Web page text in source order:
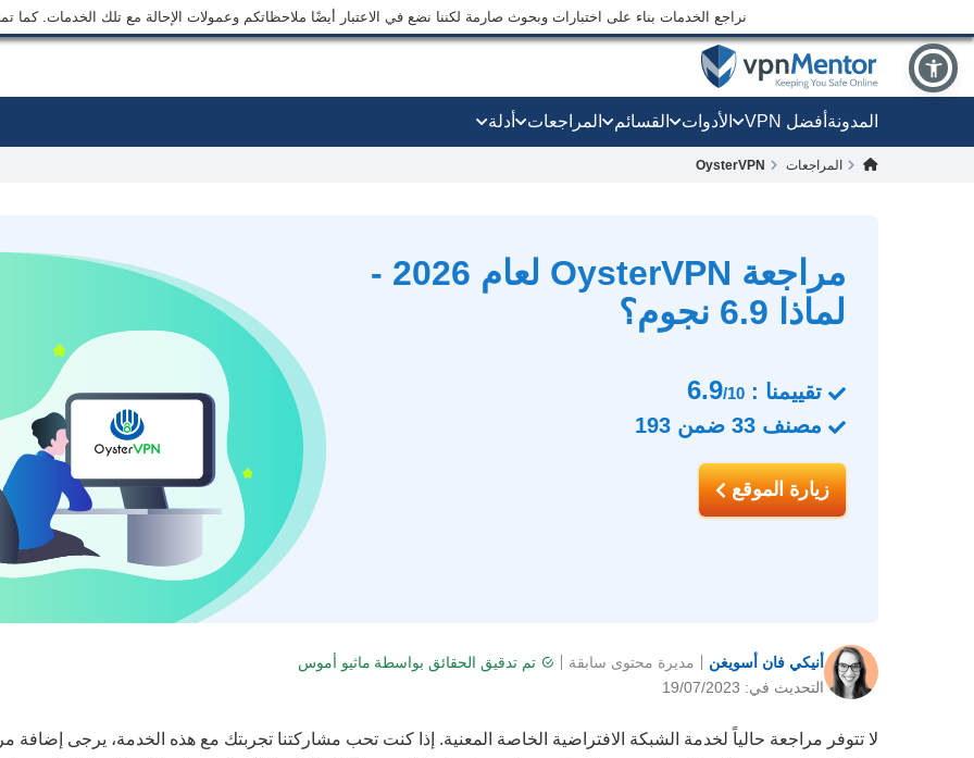
نراجع الخدمات بناء على اختبارات وبحوث صارمة لكننا نضع في الاعتبار أيضًا ملاحظاتكم وعمولات الإحالة مع تلك الخدمات. كما
المدونة أفضل VPN الأدوات القسائم المراجعات أدلة
المراجعات OysterVPN
مراجعة OysterVPN لعام 2026 -
لماذا 6.9 نجوم؟
تقييمنا : 6.9/10
مصنف 33 ضمن 193
زيارة الموقع
أنيكي فان أسويغن
التحديث في: 19/07/2023
تم تدقيق الحقائق بواسطة ماثيو أموس مديرة محتوى سابقة
لا تتوفر مراجعة حالياً لخدمة الشبكة الافتراضية الخاصة المعنية. إذا كنت تحب مشاركتنا تجربتك مع هذه الخدمة، يرجى إضافة